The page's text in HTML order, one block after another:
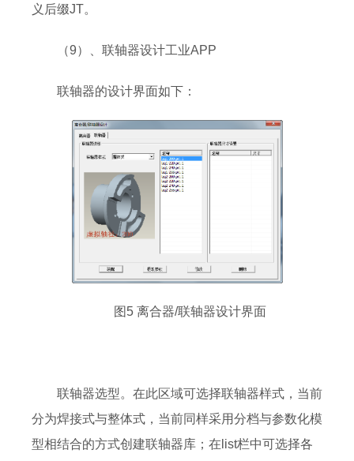
义后缀JT。
（9）、联轴器设计工业APP
联轴器的设计界面如下：
图5 离合器/联轴器设计界面
联轴器选型。在此区域可选择联轴器样式，当前
分为焊接式与整体式，当前同样采用分档与参数化模
型相结合的方式创建联轴器库；在list栏中可选择各